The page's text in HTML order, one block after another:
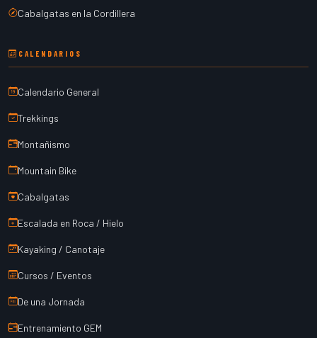
Cabalgatas en la Cordillera
CALENDARIOS
Calendario General
Trekkings
Montañismo
Mountain Bike
Cabalgatas
Escalada en Roca / Hielo
Kayaking / Canotaje
Cursos / Eventos
De una Jornada
Entrenamiento GEM